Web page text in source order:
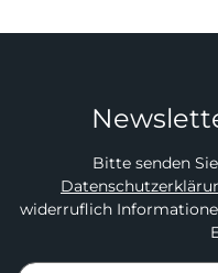
Bitte senden
widerruflich